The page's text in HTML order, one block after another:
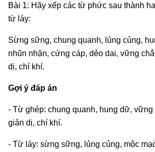
Bài 1: Hãy xếp các từ phức sau thành
từ láy:
Sừng sững, chung quanh, lủng củng,
nhũn nhặn, cứng cáp, dẻo dai, vững
dị, chí khí.
Gợi ý đáp án
- Từ ghép: chung quanh, hung dữ, vững
giản dị, chí khí.
- Từ láy: sừng sững, lủng củng, mộc